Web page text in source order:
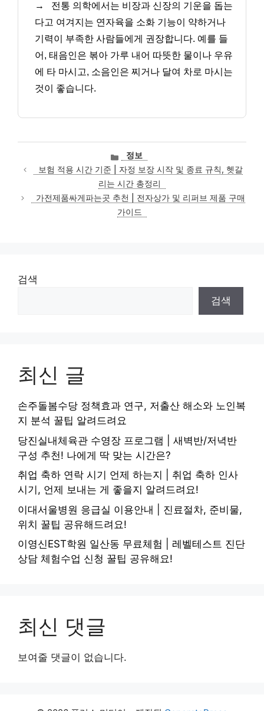
→
전통 의학에서는 비장과 신장의 기운을 돕는
다고 여겨지는 연자육을 소화 기능이 약하거나
기력이 부족한 사람들에게 권장합니다. 예를 들
어, 태음인은 볶아 가루 내어 따뜻한 물이나 우유
에 타 마시고, 소음인은 찌거나 달여 차로 마시는
것이 좋습니다.
카
테
고
리
정보
보험 적용 시간 기준 | 자정 보장 시작 및 종료 규칙, 헷갈
리는 시간 총정리
가전제품싸게파는곳 추천 | 전자상가 및 리퍼브 제품 구매
가이드
검색
검색
최신 글
손주돌봄수당 정책효과 연구, 저출산 해소와 노인복
지 분석 꿀팁 알려드려요
당진실내체육관 수영장 프로그램 | 새벽반/저녁반
구성 추천! 나에게 딱 맞는 시간은?
취업 축하 연락 시기 언제 하는지 | 취업 축하 인사
시기, 언제 보내는 게 좋을지 알려드려요!
이대서울병원 응급실 이용안내 | 진료절차, 준비물,
위치 꿀팁 공유해드려요!
이영신EST학원 일산동 무료체험 | 레벨테스트 진단
상담 체험수업 신청 꿀팁 공유해요!
최신 댓글
보여줄 댓글이 없습니다.